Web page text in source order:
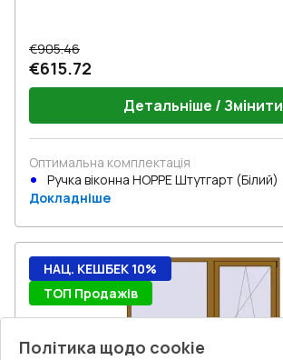
€905.46
€615.72
Детальніше / Змінити
Оптимальна комплектація
Ручка віконна HOPPE Штутгарт (Білий)
Докладніше
НАЦ. КЕШБЕК 10%
ТОП Продажів
Політика щодо cookie